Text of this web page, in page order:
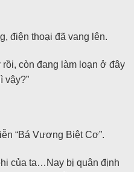
điện thoại đã vang lên.
rồi, còn đang làm loạn ở đây
vậy?”
“Bá Vương Biệt Cơ”.
của ta…Nay bị quân định